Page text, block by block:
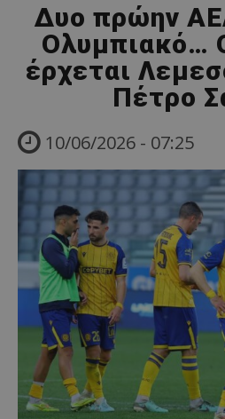
Δυο πρώην
Ολυμπιακό…
έρχεται
Πέτρο
10/06/2026 - 07:25